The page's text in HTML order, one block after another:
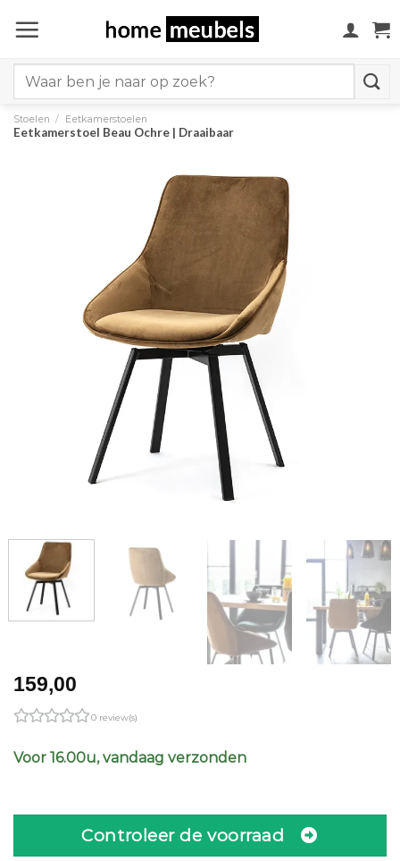
naar
for:
Stoelen / Eetkamerstoelen
Eetkamerstoel Beau Ochre | Draaibaar
159,00
0 review(s)
Voor 16.00u, vandaag verzonden
Controleer de voorraad